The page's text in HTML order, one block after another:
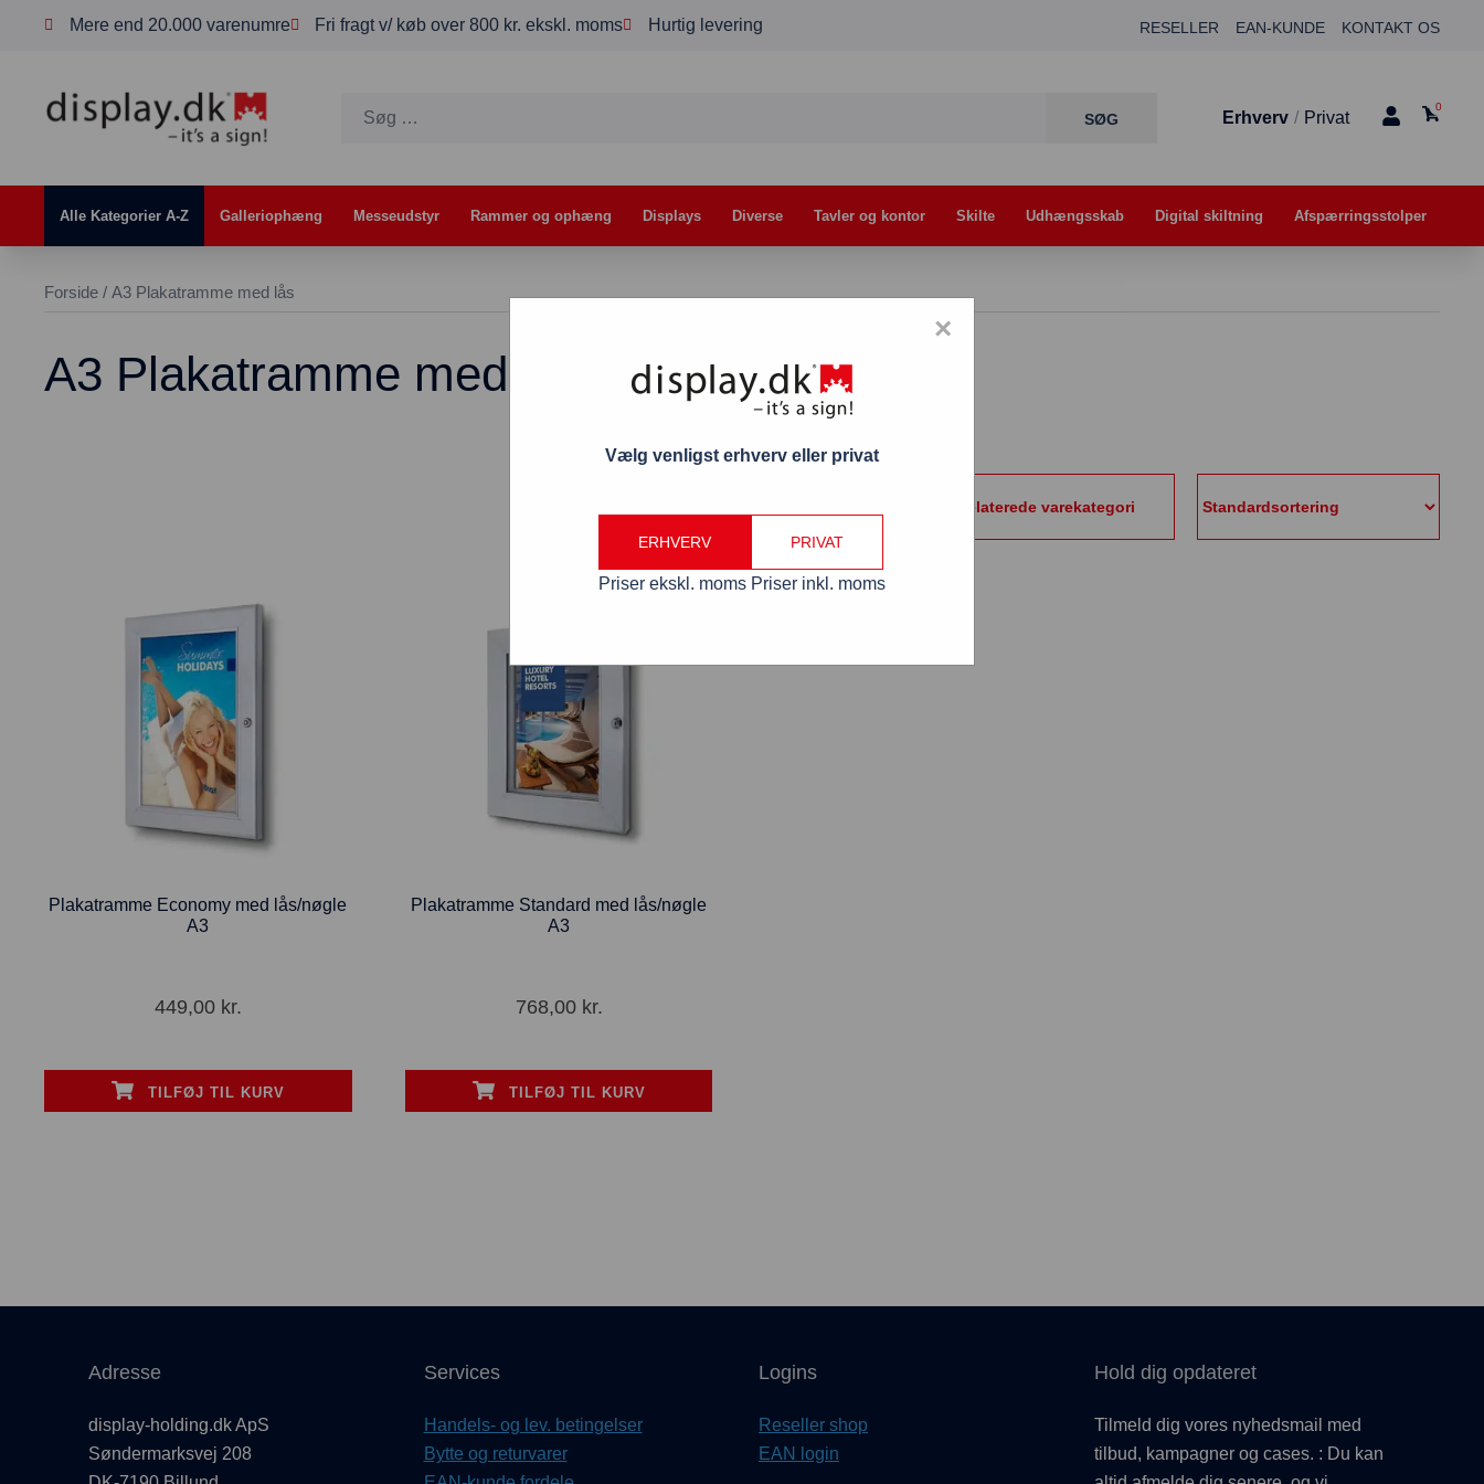
Mere end 20.000 varenumre Fri fragt v/ køb over 800 kr. ekskl. moms Hurtig levering RESELLER EAN-KUNDE KONTAKT OS
Erhverv / Privat
0
Alle Kategorier A-Z Galleriophæng Messeudstyr Rammer og ophæng Displays Diverse Tavler og kontor Skilte Udhængsskab Digital skiltning Afspærringsstolper
Forside / A3 Plakatramme med lås
A3 Plakatramme med lås
Vælg format / relaterede varekategori
Plakatramme Economy med lås/nøgle
A3
449,00 kr.
TILFØJ TIL KURV
Plakatramme Standard med lås/nøgle
A3
768,00 kr.
TILFØJ TIL KURV
Adresse
display-holding.dk ApS
Søndermarksvej 208
Services
Handels- og lev. betingelser
Bytte og returvarer
Logins
Reseller shop
EAN login
Hold dig opdateret
Tilmeld dig vores nyhedsmail med
tilbud, kampagner og cases. : Du kan
Vælg venligst erhverv eller privat
ERHVERV
Priser ekskl. moms
PRIVAT
Priser inkl. moms
×